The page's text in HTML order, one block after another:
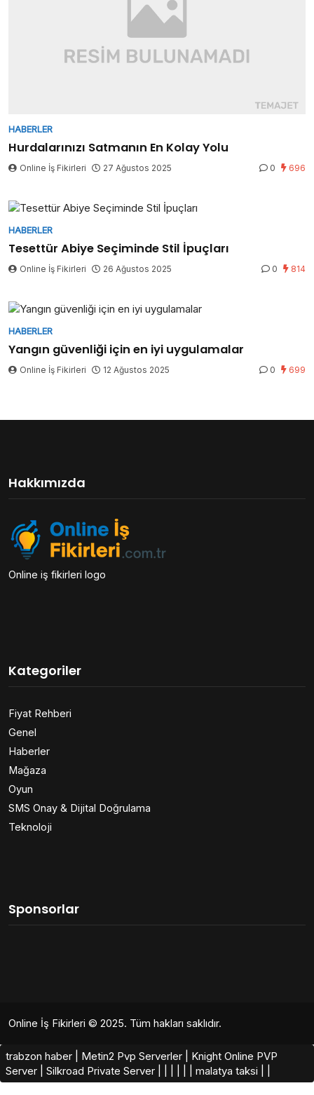
HABERLER
Hurdalarınızı Satmanın En Kolay Yolu
Online İş Fikirleri 27 Ağustos 2025 0 696
HABERLER
Tesettür Abiye Seçiminde Stil İpuçları
Online İş Fikirleri 26 Ağustos 2025 0 814
HABERLER
Yangın güvenliği için en iyi uygulamalar
Online İş Fikirleri 12 Ağustos 2025 0 699
Hakkımızda
Online iş fikirleri logo
Kategoriler
Fiyat Rehberi
Genel
Haberler
Mağaza
Oyun
SMS Onay & Dijital Doğrulama
Teknoloji
Sponsorlar
Online İş Fikirleri © 2025. Tüm hakları saklıdır.
trabzon haber Metin2 Pvp Serverler
Knight Online PVP
Server
Silkroad Private Server​ malatya taksi